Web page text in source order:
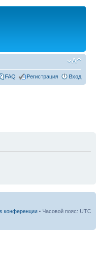
FAQ Регистрация Вход
конференции • Часовой пояс: UTC